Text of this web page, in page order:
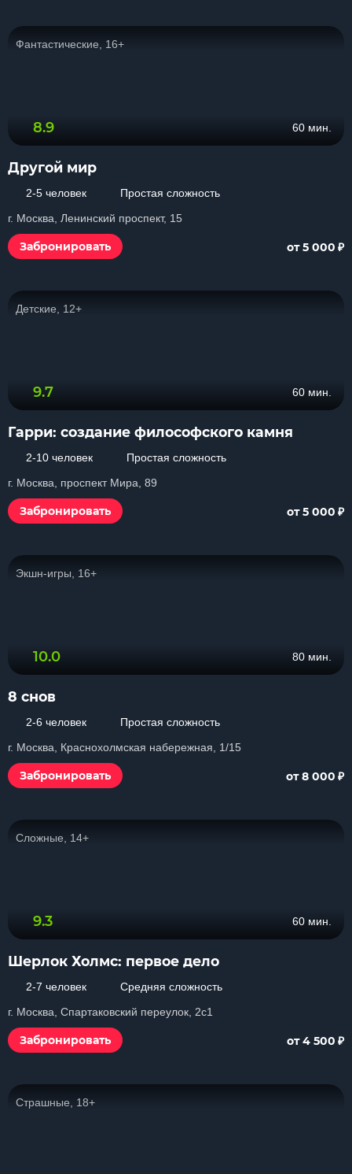
Фантастические, 16+
8.9 60 мин.
Другой мир
2-5 человек
Простая сложность
г. Москва, Ленинский проспект, 15
Забронировать от 5 000 ₽
Детские, 12+
9.7 60 мин.
Гарри: создание философского камня
2-10 человек
Простая сложность
г. Москва, проспект Мира, 89
Забронировать от 5 000 ₽
Экшн-игры, 16+
10.0 80 мин.
8 снов
2-6 человек
Простая сложность
г. Москва, Краснохолмская набережная, 1/15
Забронировать от 8 000 ₽
Сложные, 14+
9.3 60 мин.
Шерлок Холмс: первое дело
2-7 человек
Средняя сложность
г. Москва, Спартаковский переулок, 2с1
Забронировать от 4 500 ₽
Страшные, 18+